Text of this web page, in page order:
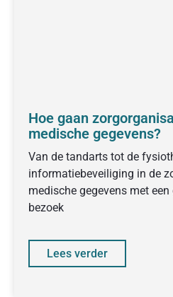
Hoe gaan
medische gegevens?
Van de tandarts tot de
informatiebeveiliging in de
medische gegevens met
bezoek
Lees verder